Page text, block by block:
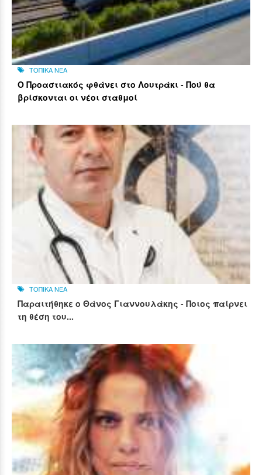
ΤΟΠΙΚΑ ΝΕΑ
Ο Προαστιακός φθάνει στο Λουτράκι - Πού θα
βρίσκονται οι νέοι σταθμοί
ΤΟΠΙΚΑ ΝΕΑ
Παραιτήθηκε ο Θάνος Γιαννουλάκης - Ποιος παίρνει
τη θέση του...